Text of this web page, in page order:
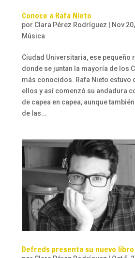
Conoce a Rafa Nieto
por Clara Pérez Rodríguez Nov
Música
Ciudad Universitaria, ese pequeño
donde se juntan la mayoría de los
más conocidos. Rafa Nieto estuvo
ellos y así comenzó su andadura
de capea en capea, aunque
de las...
Defreds presenta su nuevo libro